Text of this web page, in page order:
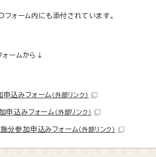
ォーム内にも添付されています。
ームから↓
込みフォーム （外部リンク）
申込みフォーム （外部リンク）
分参加申込みフォーム （外部リンク）